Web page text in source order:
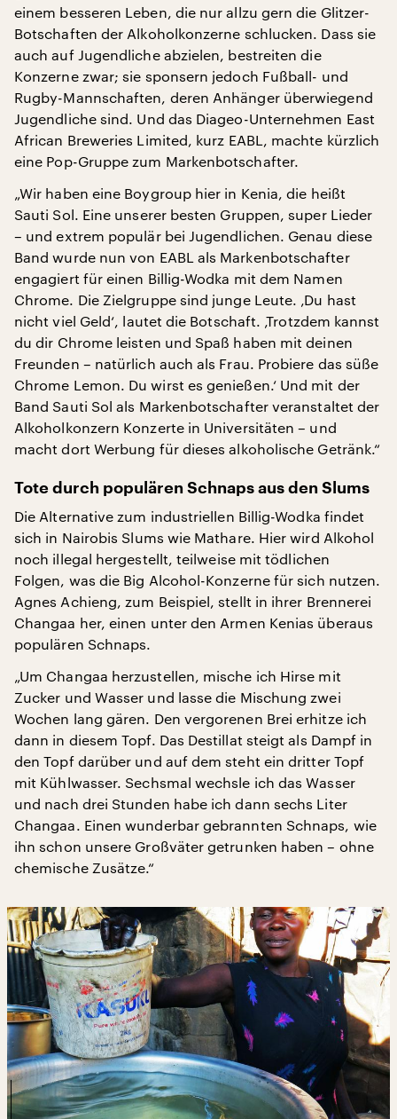
einem besseren Leben, die nur allzu gern die Glitzer-
Botschaften der Alkoholkonzerne schlucken. Dass sie
auch auf Jugendliche abzielen, bestreiten die
Konzerne zwar; sie sponsern jedoch Fußball- und
Rugby-Mannschaften, deren Anhänger überwiegend
Jugendliche sind. Und das Diageo-Unternehmen East
African Breweries Limited, kurz EABL, machte kürzlich
eine Pop-Gruppe zum Markenbotschafter.
„Wir haben eine Boygroup hier in Kenia, die heißt
Sauti Sol. Eine unserer besten Gruppen, super Lieder
– und extrem populär bei Jugendlichen. Genau diese
Band wurde nun von EABL als Markenbotschafter
engagiert für einen Billig-Wodka mit dem Namen
Chrome. Die Zielgruppe sind junge Leute. ‚Du hast
nicht viel Geld‘, lautet die Botschaft. ‚Trotzdem kannst
du dir Chrome leisten und Spaß haben mit deinen
Freunden – natürlich auch als Frau. Probiere das süße
Chrome Lemon. Du wirst es genießen.‘ Und mit der
Band Sauti Sol als Markenbotschafter veranstaltet der
Alkoholkonzern Konzerte in Universitäten – und
macht dort Werbung für dieses alkoholische Getränk.“
Tote durch populären Schnaps aus den Slums
Die Alternative zum industriellen Billig-Wodka findet
sich in Nairobis Slums wie Mathare. Hier wird Alkohol
noch illegal hergestellt, teilweise mit tödlichen
Folgen, was die Big Alcohol-Konzerne für sich nutzen.
Agnes Achieng, zum Beispiel, stellt in ihrer Brennerei
Changaa her, einen unter den Armen Kenias überaus
populären Schnaps.
„Um Changaa herzustellen, mische ich Hirse mit
Zucker und Wasser und lasse die Mischung zwei
Wochen lang gären. Den vergorenen Brei erhitze ich
dann in diesem Topf. Das Destillat steigt als Dampf in
den Topf darüber und auf dem steht ein dritter Topf
mit Kühlwasser. Sechsmal wechsle ich das Wasser
und nach drei Stunden habe ich dann sechs Liter
Changaa. Einen wunderbar gebrannten Schnaps, wie
ihn schon unsere Großväter getrunken haben – ohne
chemische Zusätze.“